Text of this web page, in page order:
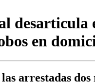
en
arrestadas